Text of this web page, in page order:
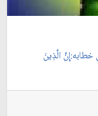
الَّذِينَ